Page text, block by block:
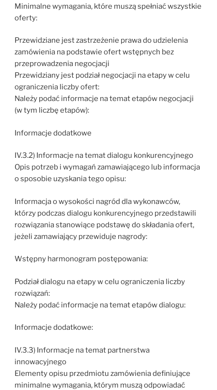
Minimalne wymagania, które muszą spełniać wszystkie
oferty:
Przewidziane jest zastrzeżenie prawa do udzielenia
zamówienia na podstawie ofert wstępnych bez
przeprowadzenia negocjacji
Przewidziany jest podział negocjacji na etapy w celu
ograniczenia liczby ofert:
Należy podać informacje na temat etapów negocjacji
(w tym liczbę etapów):
Informacje dodatkowe
IV.3.2) Informacje na temat dialogu konkurencyjnego
Opis potrzeb i wymagań zamawiającego lub informacja
o sposobie uzyskania tego opisu:
Informacja o wysokości nagród dla wykonawców,
którzy podczas dialogu konkurencyjnego przedstawili
rozwiązania stanowiące podstawę do składania ofert,
jeżeli zamawiający przewiduje nagrody:
Wstępny harmonogram postępowania:
Podział dialogu na etapy w celu ograniczenia liczby
rozwiązań:
Należy podać informacje na temat etapów dialogu:
Informacje dodatkowe:
IV.3.3) Informacje na temat partnerstwa
innowacyjnego
Elementy opisu przedmiotu zamówienia definiujące
minimalne wymagania, którym muszą odpowiadać